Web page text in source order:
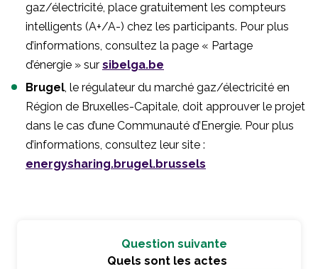
gaz/électricité, place gratuitement les compteurs
intelligents (A+/A-) chez les participants. Pour plus
d’informations, consultez la page « Partage
d’énergie » sur sibelga.be
Brugel, le régulateur du marché gaz/électricité en
Région de Bruxelles-Capitale, doit approuver le projet
dans le cas d’une Communauté d’Energie. Pour plus
d’informations, consultez leur site :
energysharing.brugel.brussels
Question suivante
Quels sont les actes